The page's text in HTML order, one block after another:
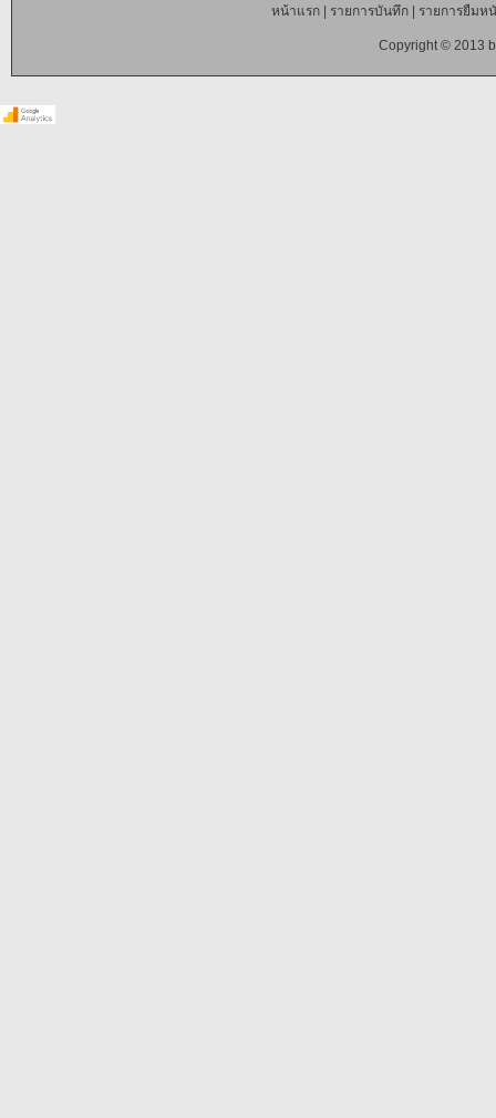
หน้าแรก| รายการบันทึก| รายการยืมห
Copyright © 2013